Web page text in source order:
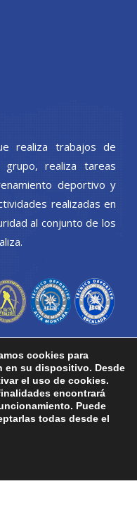
realiza trabajos de
realiza tareas
deportivo y
realizadas en
al conjunto de los
cookies para
en su dispositivo. Desde
el uso de cookies.
encontrará
Puede
todas desde el